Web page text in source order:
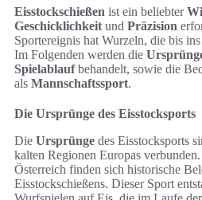
Eisstockschießen ist ein beliebter
Geschicklichkeit und Präzision
Sportereignis hat Wurzeln, die bis
Im Folgenden werden die
Spielablaufbehandelt, sowie die
als Mannschaftssport.
Die Ursprünge des Eisstocksports
Die Ursprünge des Eisstocksports
kalten Regionen Europas
Österreich finden sich historische
Eisstockschießens. Dieser Sport